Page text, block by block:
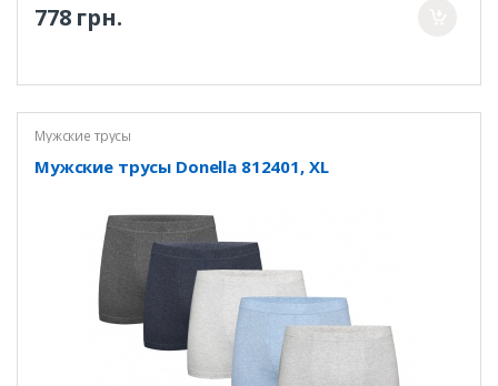
778 грн.
Мужские трусы
Мужские трусы Donella 812401, XL